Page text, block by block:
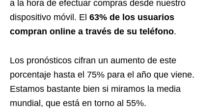
a la hora de efectuar compras desde nuestro
dispositivo móvil. El 63% de los usuarios
compran online a través de su teléfono.
Los pronósticos cifran un aumento de este
porcentaje hasta el 75% para el año que viene.
Estamos bastante bien si miramos la media
mundial, que está en torno al 55%.